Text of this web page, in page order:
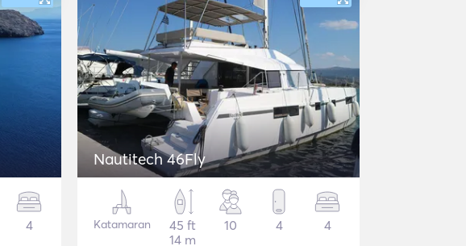
4
Nautitech 46Fly
Katamaran
45 ft
14 m
10 4 4